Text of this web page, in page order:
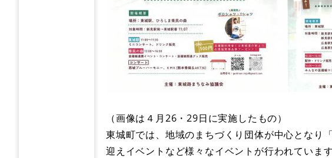
（画像は４月26・29日に実施したもの）​​
東城町では、地域のまちづくり団体が中心となり
迎えイベントなど様々なイベントが行われています